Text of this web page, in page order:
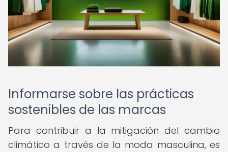
Informarse sobre las prácticas
sostenibles de las marcas
Para contribuir a la mitigación del cambio
climático a través de la moda masculina, es